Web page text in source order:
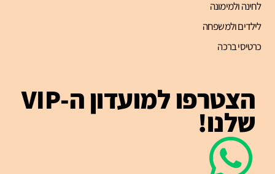
לחינה ולמימונה
לילדים ולמשפחה
כרטיסי ברכה
הצטרפו למועדון ה-VIP
שלנו!